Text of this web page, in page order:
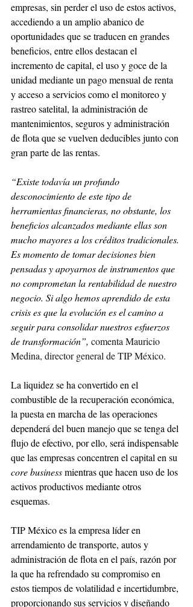
empresas, sin perder el uso de estos activos,
accediendo a un amplio abanico de
oportunidades que se traducen en grandes
beneficios, entre ellos destacan el
incremento de capital, el uso y goce de la
unidad mediante un pago mensual de renta
y acceso a servicios como el monitoreo y
rastreo satelital, la administración de
mantenimientos, seguros y administración
de flota que se vuelven deducibles junto con
gran parte de las rentas.
“Existe todavía un profundo
desconocimiento de este tipo de
herramientas financieras, no obstante, los
beneficios alcanzados mediante ellas son
mucho mayores a los créditos tradicionales.
Es momento de tomar decisiones bien
pensadas y apoyarnos de instrumentos que
no comprometan la rentabilidad de nuestro
negocio. Si algo hemos aprendido de esta
crisis es que la evolución es el camino a
seguir para consolidar nuestros esfuerzos
de transformación”, comenta Mauricio
Medina, director general de TIP México.
La liquidez se ha convertido en el
combustible de la recuperación económica,
la puesta en marcha de las operaciones
dependerá del buen manejo que se tenga del
flujo de efectivo, por ello, será indispensable
que las empresas concentren el capital en su
core business mientras que hacen uso de los
activos productivos mediante otros
esquemas.
TIP México es la empresa líder en
arrendamiento de transporte, autos y
administración de flota en el país, razón por
la que ha refrendado su compromiso en
estos tiempos de volatilidad e incertidumbre,
proporcionando sus servicios y diseñando